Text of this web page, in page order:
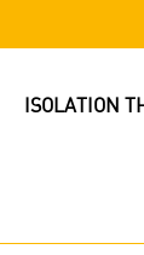
ISOLATION